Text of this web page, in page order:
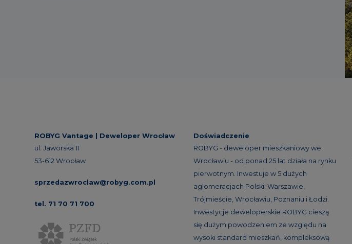
ROBYG Vantage | Deweloper Wrocław
ul. Jaworska 11
53-612 Wrocław
sprzedazwroclaw@robyg.com.pl
tel. 71 70 71 700
Doświadczenie
ROBYG - deweloper mieszkaniowy we
Wrocławiu - od ponad 25 lat działa na rynku
pierwotnym. Inwestuje w 5 dużych
aglomeracjach Polski: Warszawie,
Trójmieście, Wrocławiu, Poznaniu i Łodzi.
Inwestycje deweloperskie ROBYG cieszą
się dużym powodzeniem ze względu na
wysoki standard mieszkań, kompleksową